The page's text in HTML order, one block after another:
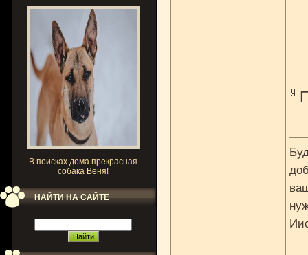
В поисках дома прекрасная
собака Веня!
НАЙТИ НА САЙТЕ